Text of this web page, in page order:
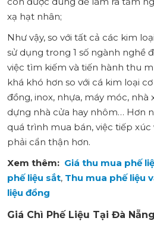
xạ hạt nhân;
Như vậy, so với tất cả các kim
sử dụng trong 1 số ngành nghề
việc tìm kiếm và tiến hành thu
khá khó hơn so với cá kim loại
đồng, inox, nhựa, máy móc, nhà
dựng nhà cửa hay nhôm… Hơn
quá trình mua bán, việc tiếp xúc
phải cẩn thận hơn.
Xem thêm: Giá thu mua phế
phế liệu sắt, Thu mua phế liệu
liệu đồng
Giá Chì Phế Liệu Tại Đà Nẵng